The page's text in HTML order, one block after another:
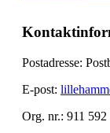
Postadresse:
E-post:
Org. nr.: 911 592